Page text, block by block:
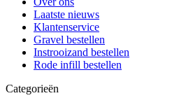
Laatste nieuws
Klantenservice
Gravel bestellen
Instrooizand bestellen
Rode infill bestellen
Categorieën